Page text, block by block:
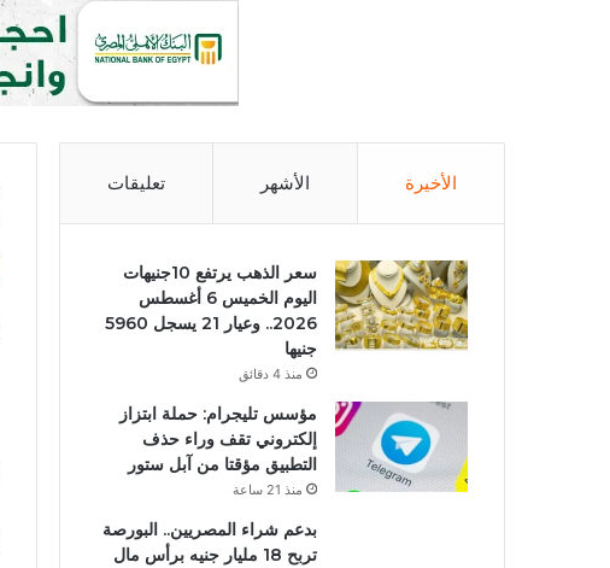
الأخيرة الأشهر تعليقات
سعر الذهب يرتفع 10جنيهات
اليوم الخميس 6 أغسطس
2026.. وعيار 21 يسجل 5960
جنيها
منذ 4 دقائق
مؤسس تليجرام: حملة ابتزاز
إلكتروني تقف وراء حذف
التطبيق مؤقتا من آبل ستور
منذ 21 ساعة
بدعم شراء المصريين.. البورصة
تربح 18 مليار جنيه برأس مال